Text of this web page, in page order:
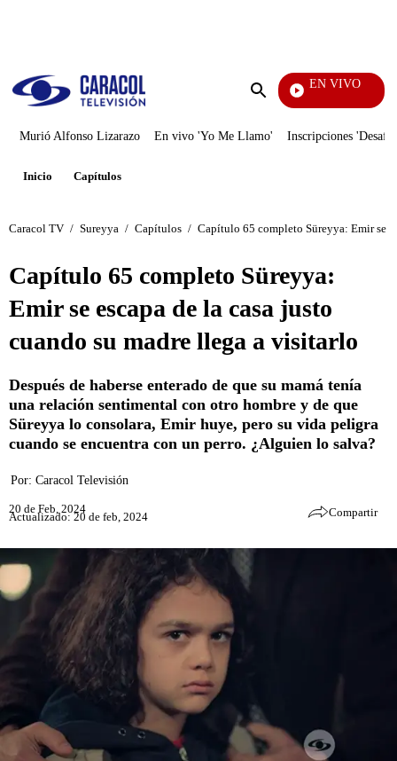
Enviar
EN VIVO
Yo Me Llamo
Murió Alfonso Lizarazo En vivo 'Yo Me Llamo' Inscripciones
Inicio Capítulos
Caracol TV / Sureyya / Capítulos / Capítulo 65 completo Süreyya: Emir se
Capítulo 65 completo Süreyya:
Emir se escapa de la casa justo
cuando su madre llega a visitarlo
Después de haberse enterado de que su mamá tenía
una relación sentimental con otro hombre y de que
Süreyya lo consolara, Emir huye, pero su vida peligra
cuando se encuentra con un perro. ¿Alguien lo salva?
Por: Caracol Televisión
20 de Feb, 2024
Actualizado: 20 de feb, 2024 Compartir